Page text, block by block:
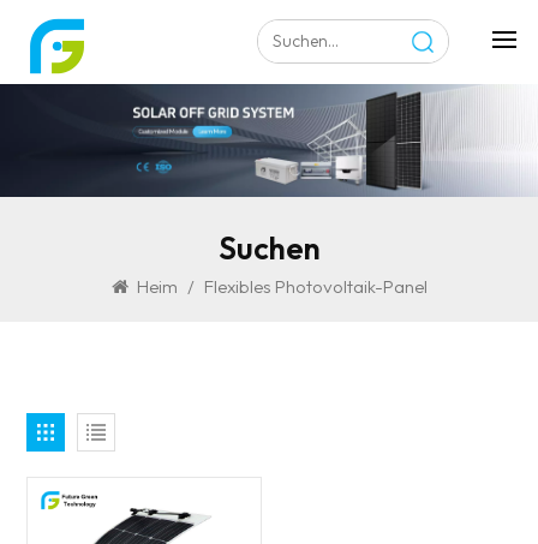
Suchen
Heim / Flexibles Photovoltaik-Panel